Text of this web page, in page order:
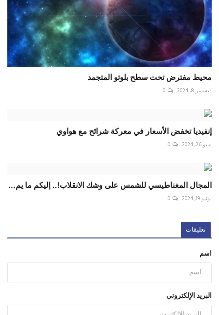
محيط مفترض تحت سطح بلوتو المتجمد
ديسمبر 8, 2024 0
إنفيديا تخفض الأسعار في معركة شرائح مع هواوي
مايو 26, 2024 0
المجال المغناطيسي للشمس على وشك الانقلاب!.. إليكم ما يم...
يونيو 19, 2024 0
تعليقات
اسم
البريد الإلكتروني